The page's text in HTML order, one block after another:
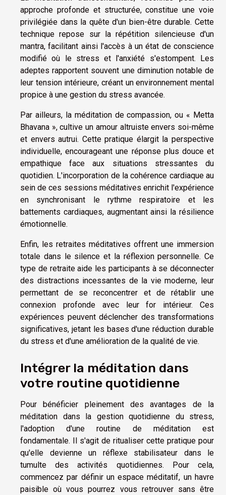
approche profonde et structurée, constitue une voie
privilégiée dans la quête d'un bien-être durable. Cette
technique repose sur la répétition silencieuse d'un
mantra, facilitant ainsi l'accès à un état de conscience
modifié où le stress et l'anxiété s'estompent. Les
adeptes rapportent souvent une diminution notable de
leur tension intérieure, créant un environnement mental
propice à une gestion du stress avancée.
Par ailleurs, la méditation de compassion, ou « Metta
Bhavana », cultive un amour altruiste envers soi-même
et envers autrui. Cette pratique élargit la perspective
individuelle, encourageant une réponse plus douce et
empathique face aux situations stressantes du
quotidien. L'incorporation de la cohérence cardiaque au
sein de ces sessions méditatives enrichit l'expérience
en synchronisant le rythme respiratoire et les
battements cardiaques, augmentant ainsi la résilience
émotionnelle.
Enfin, les retraites méditatives offrent une immersion
totale dans le silence et la réflexion personnelle. Ce
type de retraite aide les participants à se déconnecter
des distractions incessantes de la vie moderne, leur
permettant de se reconcentrer et de rétablir une
connexion profonde avec leur for intérieur. Ces
expériences peuvent déclencher des transformations
significatives, jetant les bases d'une réduction durable
du stress et d'une amélioration de la qualité de vie.
Intégrer la méditation dans
votre routine quotidienne
Pour bénéficier pleinement des avantages de la
méditation dans la gestion quotidienne du stress,
l'adoption d'une routine de méditation est
fondamentale. Il s'agit de ritualiser cette pratique pour
qu'elle devienne un réflexe stabilisateur dans le
tumulte des activités quotidiennes. Pour cela,
commencez par définir un espace méditatif, un havre
paisible où vous pourrez vous retrouver sans être